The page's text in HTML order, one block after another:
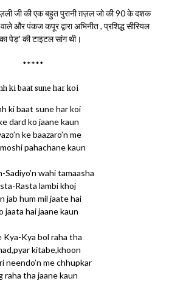
जी की एक बहुत पुरानी ग़ज़ल जो की 90 के दशक
और पंकज कपूर द्वारा अभिनीत , प्रशिद्ध सीरियल
का पेड़’ की टाइटल सांग थी।
*****
ki baat sune har koi
ki baat sune har koi
dard ko jaane kaun
ke baazaro’n me
pahachane kaun
Sadiyo’n wahi tamaasha
Rasta lambi khoj
jab hum mil jaate hai
jaata hai jaane kaun
Kya-Kya bol raha tha
kitabe,khoon
neendo’n me chhupkar
raha tha jaane kaun